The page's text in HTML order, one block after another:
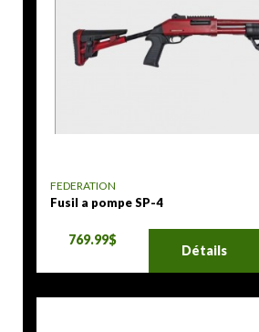
FEDERATION
Fusil a pompe SP-4
769.99$
Détails